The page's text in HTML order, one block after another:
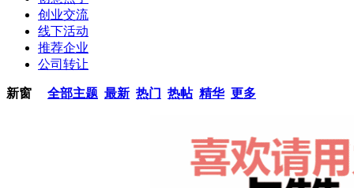
创业交流
线下活动
推荐企业
公司转让
新窗 全部主题 最新 热门 热帖 精华 更多